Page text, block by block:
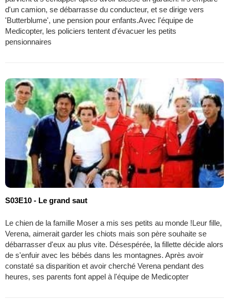
d'un camion, se débarrasse du conducteur, et se dirige vers
'Butterblume', une pension pour enfants.Avec l'équipe de
Medicopter, les policiers tentent d'évacuer les petits
pensionnaires
S03E10 - Le grand saut
Le chien de la famille Moser a mis ses petits au monde !Leur fille,
Verena, aimerait garder les chiots mais son père souhaite se
débarrasser d'eux au plus vite. Désespérée, la fillette décide alors
de s'enfuir avec les bébés dans les montagnes. Après avoir
constaté sa disparition et avoir cherché Verena pendant des
heures, ses parents font appel à l'équipe de Medicopter